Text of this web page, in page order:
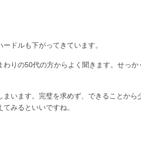
ドルも下がってきています。
りの50代の方からよく聞きます。せっか
います。完璧を求めず、できることから
みるといいですね。